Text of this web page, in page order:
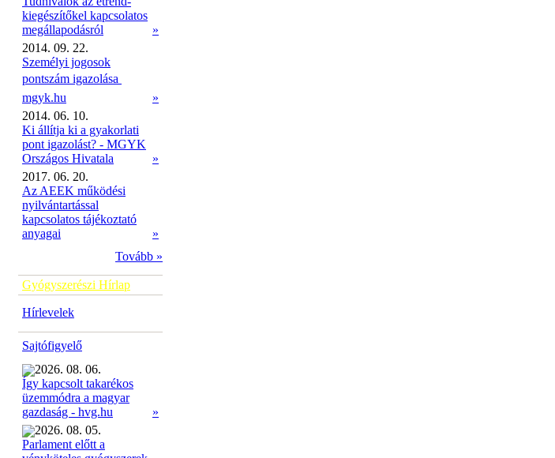
kiegészítőkel kapcsolatos
megállapodásról
»
2014. 09. 22.
Személyi jogosok
pontszám igazolása 
mgyk.hu
»
2014. 06. 10.
Ki állítja ki a gyakorlati
pont igazolást? - MGYK
Országos Hivatala
»
2017. 06. 20.
Az AEEK működési
nyilvántartással
kapcsolatos tájékoztató
anyagai
»
Tovább »
Gyógyszerészi Hírlap
Hírlevelek
Sajtófigyelő
2026. 08. 06.
Így kapcsolt takarékos
üzemmódra a magyar
gazdaság - hvg.hu
»
2026. 08. 05.
Parlament előtt a